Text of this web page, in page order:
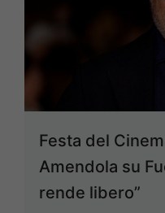
Festa del
Amendola su
rende libero”